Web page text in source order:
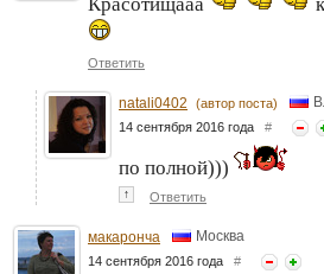
Красотищааа
Ответить
natali0402 (автор поста)
14 сентября 2016 года #
по полной)))
↑ Ответить
макаронча Москва
14 сентября 2016 года #